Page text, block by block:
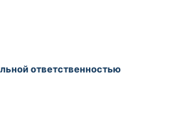
ответственностью